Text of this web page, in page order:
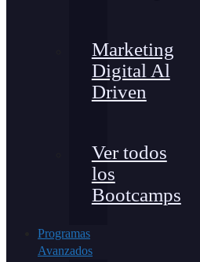
Marketing
Digital Al
Driven
Ver todos
los
Bootcamps
Programas
Avanzados